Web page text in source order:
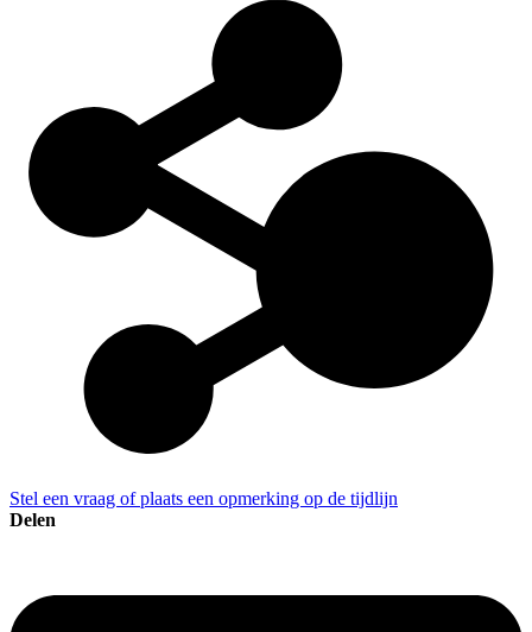
Stel een vraag of plaats een opmerking op de tijdlijn
Delen